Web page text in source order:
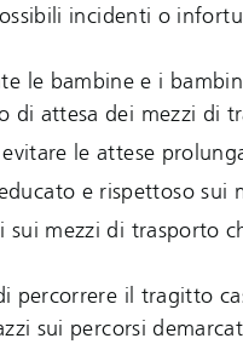
incidenti o
le bambine e i
di attesa dei mezzi di
le attese
e rispettoso sui
sui mezzi di trasporto
percorrere il tragitto
sui percorsi